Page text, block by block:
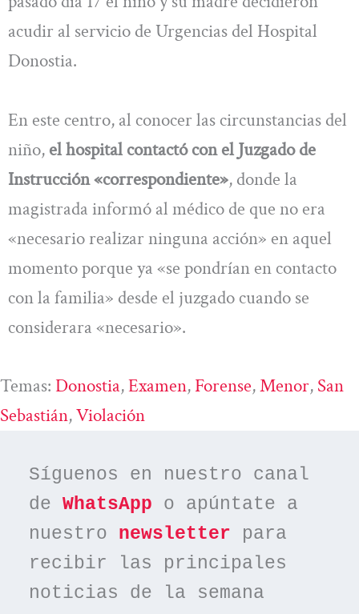
acudir al servicio de Urgencias del Hospital
Donostia.
En este centro, al conocer las circunstancias del
niño, el hospital contactó con el Juzgado de
Instrucción «correspondiente», donde la
magistrada informó al médico de que no era
«necesario realizar ninguna acción» en aquel
momento porque ya «se pondrían en contacto
con la familia» desde el juzgado cuando se
considerara «necesario».
Temas: Donostia, Examen, Forense, Menor, San
Sebastián, Violación
Síguenos en nuestro canal
de WhatsApp o apúntate a
nuestro newsletter para
recibir las principales
noticias de la semana